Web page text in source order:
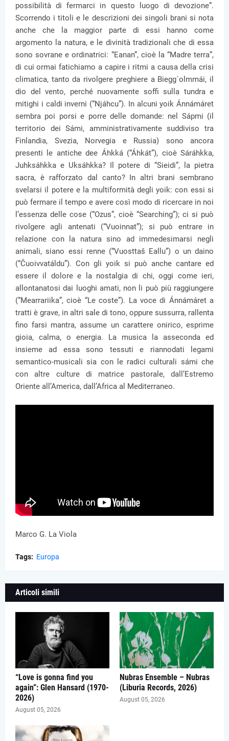
possibilità di fermarci in questo luogo di devozione”.
Scorrendo i titoli e le descrizioni dei singoli brani si nota
anche che la maggior parte di essi hanno come
argomento la natura, e le divinità tradizionali che di essa
sono sovrane e ordinatrici: “Eanan”, cioè la “Madre terra”,
di cui ormai fatichiamo a capire i ritmi a causa della crisi
climatica, tanto da rivolgere preghiere a Biegg´olmmái, il
dio del vento, perché nuovamente soffi sulla tundra e
mitighi i caldi inverni (“Njáhcu”). In alcuni yoik Ánnámáret
sembra poi porsi e porre delle domande: nel Sápmi (il
territorio dei Sámi, amministrativamente suddiviso tra
Finlandia, Svezia, Norvegia e Russia) sono ancora
presenti le antiche dee Áhkká (“Áhkát”), cioè Sáráhkka,
Juhksáhkka e Uksáhkka? Il potere di “Sieidi”, la pietra
sacra, è rafforzato dal canto? In altri brani sembrano
svelarsi il potere e la multiformità degli yoik: con essi si
può fermare il tempo e avere così modo di ricercare in noi
l’essenza delle cose (“Ozus”, cioè “Searching”); ci si può
rivolgere agli antenati (“Vuoinnat”); si può entrare in
relazione con la natura sino ad immedesimarsi negli
animali, siano essi renne (“Vuosttaš Eallu”) o un daino
(“Čuoivvatáldu”). Con gli yoik si può anche cantare ed
essere il dolore e la nostalgia di chi, oggi come ieri,
allontanatosi dai luoghi amati, non li può più raggiungere
(“Mearrariika”, cioè “Le coste”). La voce di Ánnámáret a
tratti è grave, in altri sale di tono, oppure sussurra, rallenta
fino farsi mantra, assume un carattere onirico, esprime
gioia, calma, o energia. La musica la asseconda ed
insieme ad essa sono tessuti e riannodati legami
semantico-musicali sia con le radici culturali sámi che
con altre culture di matrice pastorale, dall’Estremo
Oriente all’America, dall’Africa al Mediterraneo.
Marco G. La Viola
Tags: Europa
Articoli simili
“Love is gonna find you
again”: Glen Hansard (1970-
2026)
August 05, 2026
Nubras Ensemble – Nubras
(Liburia Records, 2026)
August 05, 2026